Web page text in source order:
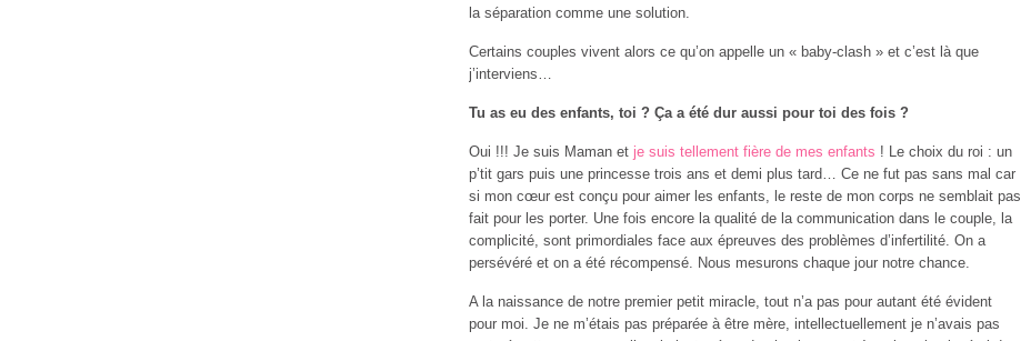
la séparation comme une solution.
Certains couples vivent alors ce qu’on appelle un « baby-clash » et c’est là que
j’interviens…
Tu as eu des enfants, toi ? Ça a été dur aussi pour toi des fois ?
Oui !!! Je suis Maman et je suis tellement fière de mes enfants ! Le choix du roi : un
p’tit gars puis une princesse trois ans et demi plus tard… Ce ne fut pas sans mal car
si mon cœur est conçu pour aimer les enfants, le reste de mon corps ne semblait pas
fait pour les porter. Une fois encore la qualité de la communication dans le couple, la
complicité, sont primordiales face aux épreuves des problèmes d’infertilité. On a
persévéré et on a été récompensé. Nous mesurons chaque jour notre chance.
A la naissance de notre premier petit miracle, tout n’a pas pour autant été évident
pour moi. Je ne m’étais pas préparée à être mère, intellectuellement je n’avais pas